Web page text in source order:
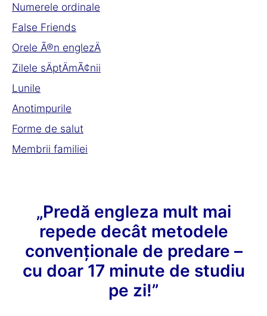
Numerele ordinale
False Friends
Orele Ã®n englezÄ
Zilele sÄptÄmÃ¢nii
Lunile
Anotimpurile
Forme de salut
Membrii familiei
„Predă engleza mult mai
repede decât metodele
convenționale de predare –
cu doar 17 minute de studiu
pe zi!”